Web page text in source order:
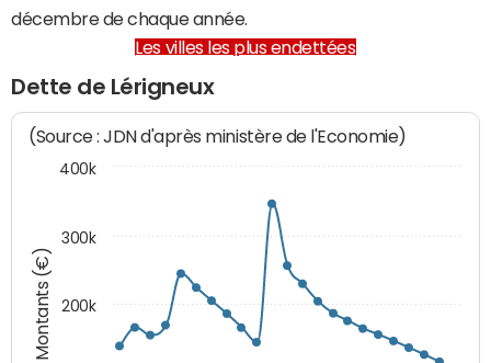
décembre de chaque année.
Les villes les plus endettées
Dette de Lérigneux
Montants (€)
(Source : JDN d'après ministère de l'Economie)
200k
300k
400k